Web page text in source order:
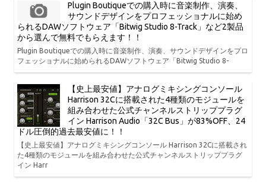
Plugin Boutiqueでの購入時に音楽制作、演奏、
サウンドデザインをプロフェッショナルに始め
られるDAWソフトウェア「Bitwig Studio 8-Track」など2製品
から選んで無料でもらえます！！
Plugin Boutiqueでの購入時に音楽制作、演奏、サウンドデザインをプロ
フェッショナルに始められるDAWソフトウェア「Bitwig Studio 8-
【史上最安値】アナログミキシングコンソール
Harrison 32Cに搭載された4種類のモジュールを
組み合わせた公式チャンネルストリッププラグ
イン Harrison Audio「32C Bus」が83%OFF、24
ドル圧倒的過去最安値に！！
【史上最安値】アナログミキシングコンソール Harrison 32Cに搭載され
た4種類のモジュールを組み合わせた公式チャンネルストリッププラグ
イン Harr